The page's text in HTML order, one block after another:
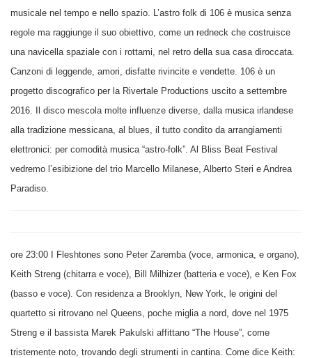
musicale nel tempo e nello spazio. L’astro folk di 106 è musica senza
regole ma raggiunge il suo obiettivo, come un redneck che costruisce
una navicella spaziale con i rottami, nel retro della sua casa diroccata.
Canzoni di leggende, amori, disfatte rivincite e vendette. 106 è un
progetto discografico per la Rivertale Productions uscito a settembre
2016. Il disco mescola molte influenze diverse, dalla musica irlandese
alla tradizione messicana, al blues, il tutto condito da arrangiamenti
elettronici: per comodità musica “astro-folk”. Al Bliss Beat Festival
vedremo l’esibizione del trio Marcello Milanese, Alberto Steri e Andrea
Paradiso.
ore 23:00 I Fleshtones sono Peter Zaremba (voce, armonica, e organo),
Keith Streng (chitarra e voce), Bill Milhizer (batteria e voce), e Ken Fox
(basso e voce). Con residenza a Brooklyn, New York, le origini del
quartetto si ritrovano nel Queens, poche miglia a nord, dove nel 1975
Streng e il bassista Marek Pakulski affittano “The House”, come
tristemente noto, trovando degli strumenti in cantina. Come dice Keith: